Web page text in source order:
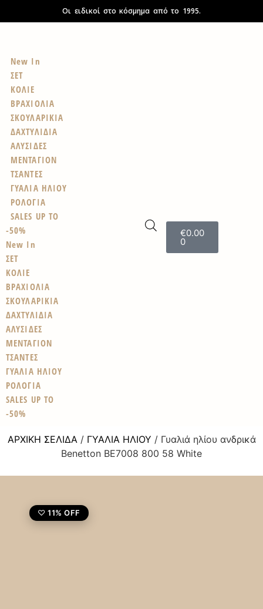
Οι ειδικοί στο κόσμημα από το 1995.
New In
ΣΕΤ
ΚΟΛΙΕ
ΒΡΑΧΙΟΛΙΑ
ΣΚΟΥΛΑΡΙΚΙΑ
ΔΑΧΤΥΛΙΔΙΑ
ΑΛΥΣΙΔΕΣ
ΜΕΝΤΑΓΙΟΝ
ΤΣΑΝΤΕΣ
ΓΥΑΛΙΑ ΗΛΙΟΥ
ΡΟΛΟΓΙΑ
SALES UP TO
-50%
New In
ΣΕΤ
ΚΟΛΙΕ
ΒΡΑΧΙΟΛΙΑ
ΣΚΟΥΛΑΡΙΚΙΑ
ΔΑΧΤΥΛΙΔΙΑ
ΑΛΥΣΙΔΕΣ
ΜΕΝΤΑΓΙΟΝ
ΤΣΑΝΤΕΣ
ΓΥΑΛΙΑ ΗΛΙΟΥ
ΡΟΛΟΓΙΑ
SALES UP TO
-50%
€0.00
0
ΑΡΧΙΚΉ ΣΕΛΊΔΑ/ ΓΥΑΛΙΆ ΗΛΊΟΥ / Γυαλιά ηλίου ανδρικά
Benetton BE7008 800 58 White
11% OFF